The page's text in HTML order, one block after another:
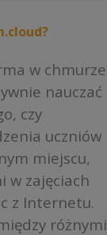
w chmurze
nauczać
czy
uczniów
miejscu,
w zajęciach
z Internetu.
różnymi